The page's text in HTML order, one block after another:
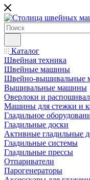
Каталог
Швейная техника
Швейные машины
Швейно-вышивальные
Вышивальные машины
Оверлоки и
Машины для стежки и
Гладильное
Гладильные доски
Активные гладильные
Гладильные системы
Гладильные прессы
Отпариватели
Парогенераторы